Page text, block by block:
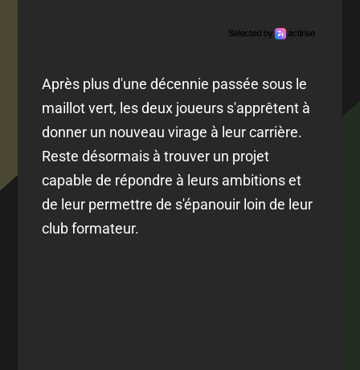
Après plus d'une décennie passée sous le
maillot vert, les deux joueurs s'apprêtent à
donner un nouveau virage à leur carrière.
Reste désormais à trouver un projet
capable de répondre à leurs ambitions et
de leur permettre de s'épanouir loin de leur
club formateur.